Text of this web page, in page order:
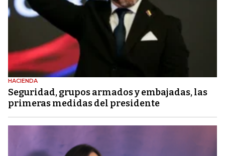
HACIENDA
Seguridad, grupos armados y embajadas, las
primeras medidas del presidente